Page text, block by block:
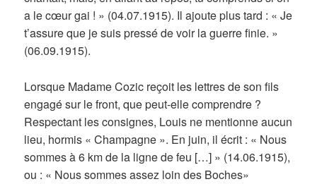
a le cœur gai ! » (04.07.1915). Il ajoute plus tard : « Je
t’assure que je suis pressé de voir la guerre finie. »
(06.09.1915).
Lorsque Madame Cozic reçoit les lettres de son fils
engagé sur le front, que peut-elle comprendre ?
Respectant les consignes, Louis ne mentionne aucun
lieu, hormis « Champagne ». En juin, il écrit : « Nous
sommes à 6 km de la ligne de feu […] » (14.06.1915),
ou : « Nous sommes assez loin des Boches»